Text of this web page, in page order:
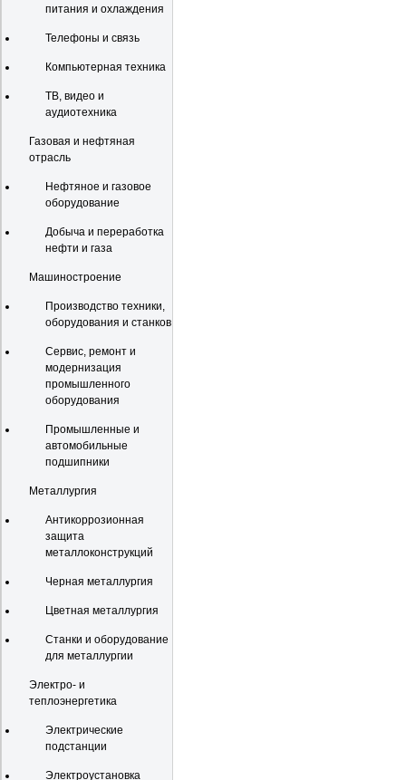
питания и охлаждения
Телефоны и связь
Компьютерная техника
ТВ, видео и
аудиотехника
Газовая и нефтяная
отрасль
Нефтяное и газовое
оборудование
Добыча и переработка
нефти и газа
Машиностроение
Производство техники,
оборудования и станков
Сервис, ремонт и
модернизация
промышленного
оборудования
Промышленные и
автомобильные
подшипники
Металлургия
Антикоррозионная
защита
металлоконструкций
Черная металлургия
Цветная металлургия
Станки и оборудование
для металлургии
Электро- и
теплоэнергетика
Электрические
подстанции
Электроустановка